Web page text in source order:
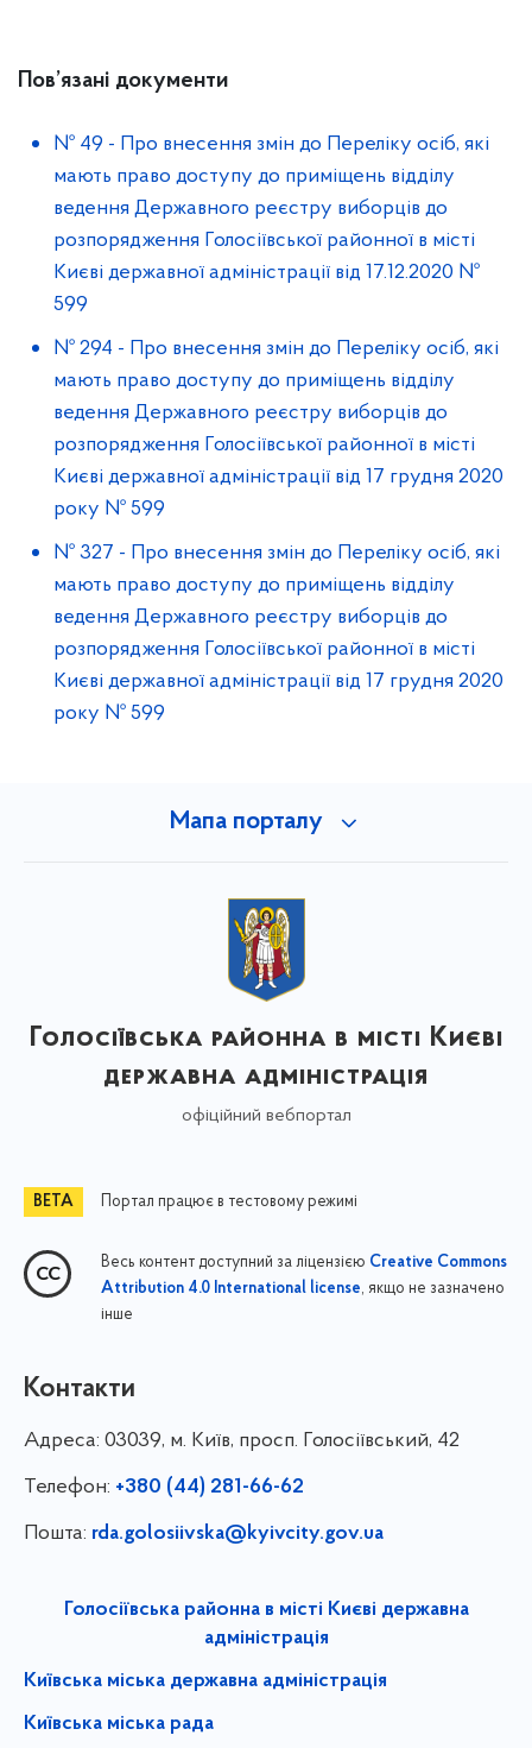
Пов’язані документи
№ 49 - Про внесення змін до Переліку осіб, які
мають право доступу до приміщень відділу
ведення Державного реєстру виборців до
розпорядження Голосіївської районної в місті
Києві державної адміністрації від 17.12.2020 №
599
№ 294 - Про внесення змін до Переліку осіб, які
мають право доступу до приміщень відділу
ведення Державного реєстру виборців до
розпорядження Голосіївської районної в місті
Києві державної адміністрації від 17 грудня 2020
року № 599
№ 327 - Про внесення змін до Переліку осіб, які
мають право доступу до приміщень відділу
ведення Державного реєстру виборців до
розпорядження Голосіївської районної в місті
Києві державної адміністрації від 17 грудня 2020
року № 599
Мапа порталу
Голосіївська районна в місті Києві
державна адміністрація
офіційний вебпортал
Портал працює в тестовому режимі
Весь контент доступний за ліцензією Creative Commons
Attribution 4.0 International license, якщо не зазначено
інше
Контакти
Адреса: 03039, м. Київ, просп. Голосіївський, 42
Телефон: +380 (44) 281-66-62
Пошта: rda.golosiivska@kyivcity.gov.ua
Голосіївська районна в місті Києві державна
адміністрація
Київська міська державна адміністрація
Київська міська рада